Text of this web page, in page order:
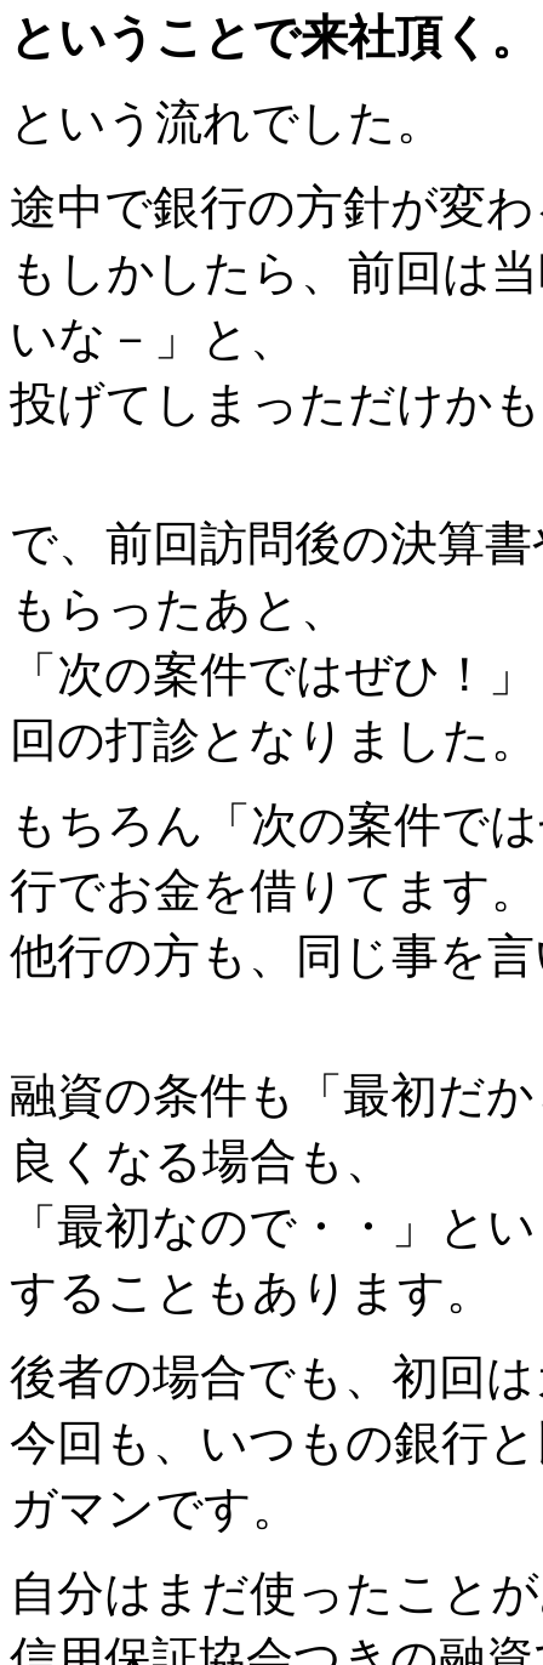
ということで来社頂く。
という流れでした。
途中で銀行の方針が変
もしかしたら、前回は
いな－」と、
投げてしまっただけか
で、前回訪問後の決算
もらったあと、
「次の案件ではぜひ！
回の打診となりました。
もちろん「次の案件で
行でお金を借りてます。
他行の方も、同じ事を
融資の条件も「最初だ
良くなる場合も、
「最初なので・・」と
することもあります。
後者の場合でも、初回
今回も、いつもの銀行
ガマンです。
自分はまだ使ったこと